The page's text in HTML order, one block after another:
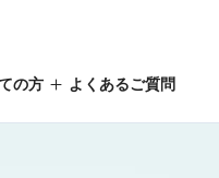
の方 よくあるご質問